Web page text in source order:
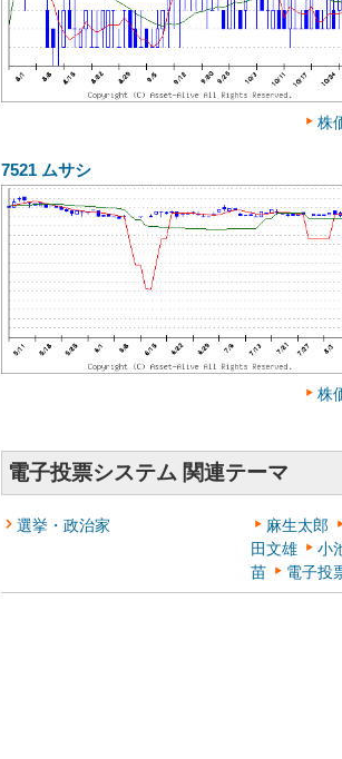
株
7521 ムサシ
株
電子投票システム 関連テーマ
選挙・政治家 麻生太郎
田文雄
小
苗
電子投